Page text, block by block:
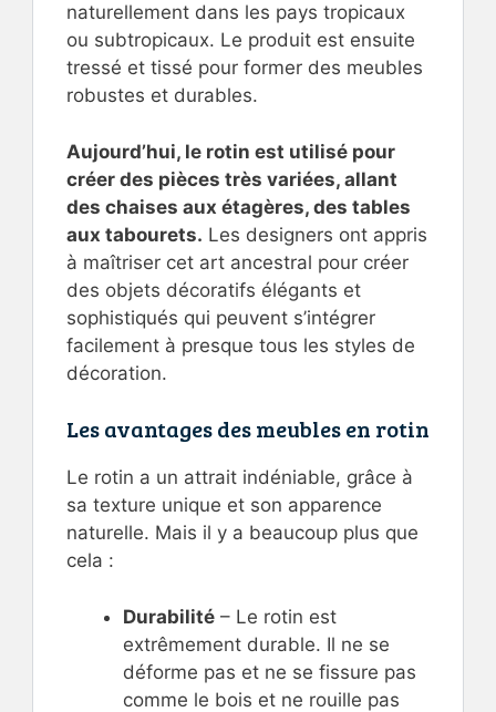
naturellement dans les pays tropicaux
ou subtropicaux. Le produit est ensuite
tressé et tissé pour former des meubles
robustes et durables.
Aujourd’hui, le rotin est utilisé pour
créer des pièces très variées, allant
des chaises aux étagères, des tables
aux tabourets. Les designers ont appris
à maîtriser cet art ancestral pour créer
des objets décoratifs élégants et
sophistiqués qui peuvent s’intégrer
facilement à presque tous les styles de
décoration.
Les avantages des meubles en rotin
Le rotin a un attrait indéniable, grâce à
sa texture unique et son apparence
naturelle. Mais il y a beaucoup plus que
cela :
Durabilité – Le rotin est
extrêmement durable. Il ne se
déforme pas et ne se fissure pas
comme le bois et ne rouille pas